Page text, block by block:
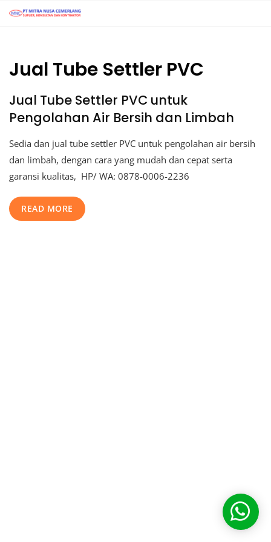
Jual Tube Settler PVC
Jual Tube Settler PVC untuk
Pengolahan Air Bersih dan Limbah
Sedia dan jual tube settler PVC untuk pengolahan air bersih
dan limbah, dengan cara yang mudah dan cepat serta
garansi kualitas, HP/ WA: 0878-0006-2236
READ MORE